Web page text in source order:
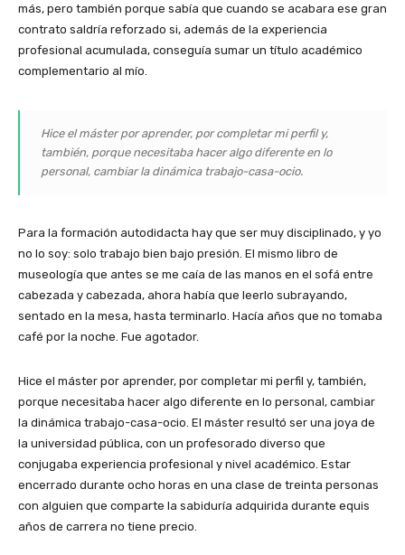
más, pero también porque sabía que cuando se acabara ese gran
contrato saldría reforzado si, además de la experiencia
profesional acumulada, conseguía sumar un título académico
complementario al mío.
Hice el máster por aprender, por completar mi perfil y,
también, porque necesitaba hacer algo diferente en lo
personal, cambiar la dinámica trabajo-casa-ocio.
Para la formación autodidacta hay que ser muy disciplinado, y yo
no lo soy: solo trabajo bien bajo presión. El mismo libro de
museología que antes se me caía de las manos en el sofá entre
cabezada y cabezada, ahora había que leerlo subrayando,
sentado en la mesa, hasta terminarlo. Hacía años que no tomaba
café por la noche. Fue agotador.
Hice el máster por aprender, por completar mi perfil y, también,
porque necesitaba hacer algo diferente en lo personal, cambiar
la dinámica trabajo-casa-ocio. El máster resultó ser una joya de
la universidad pública, con un profesorado diverso que
conjugaba experiencia profesional y nivel académico. Estar
encerrado durante ocho horas en una clase de treinta personas
con alguien que comparte la sabiduría adquirida durante equis
años de carrera no tiene precio.